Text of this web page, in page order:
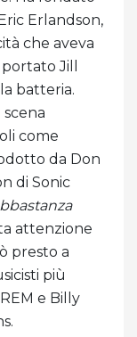
Erlandson,
che aveva
Jill
batteria.
come
da Don
di Sonic
attenzione
presto a
più
e Billy